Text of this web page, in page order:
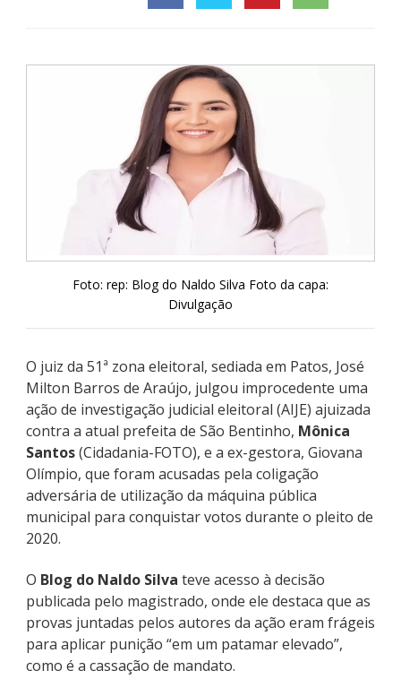
Foto: rep: Blog do Naldo Silva Foto da capa:
Divulgação
O juiz da 51ª zona eleitoral, sediada em Patos, José
Milton Barros de Araújo, julgou improcedente uma
ação de investigação judicial eleitoral (AIJE) ajuizada
contra a atual prefeita de São Bentinho, Mônica
Santos(Cidadania-FOTO), e a ex-gestora, Giovana
Olímpio, que foram acusadas pela coligação
adversária de utilização da máquina pública
municipal para conquistar votos durante o pleito de
2020.
O Blog do Naldo Silva teve acesso à decisão
publicada pelo magistrado, onde ele destaca que as
provas juntadas pelos autores da ação eram frágeis
para aplicar punição “em um patamar elevado”,
como é a cassação de mandato.